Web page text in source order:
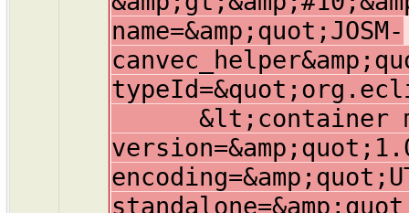
name=&amp;quot;JOSM-
&lt;container